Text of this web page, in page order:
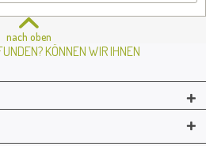
nach oben
KÖNNEN WIR IHNEN